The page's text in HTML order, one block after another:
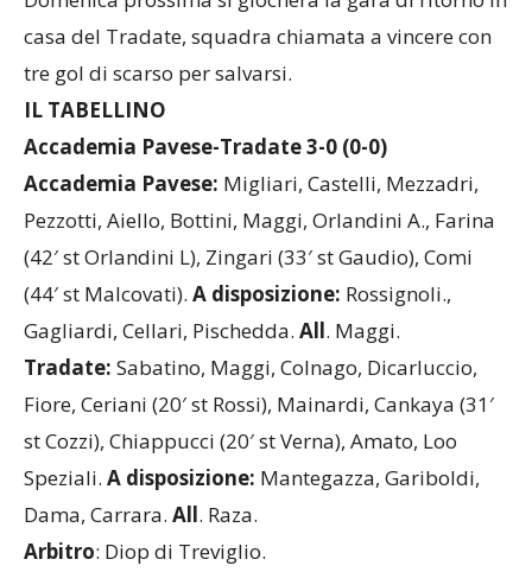
casa del Tradate, squadra chiamata a vincere con
tre gol di scarso per salvarsi.
IL TABELLINO
Accademia Pavese-Tradate 3-0 (0-0)
Accademia Pavese: Migliari, Castelli, Mezzadri,
Pezzotti, Aiello, Bottini, Maggi, Orlandini A., Farina
(42′ st Orlandini L), Zingari (33′ st Gaudio), Comi
(44′ st Malcovati). A disposizione: Rossignoli.,
Gagliardi, Cellari, Pischedda. All. Maggi.
Tradate: Sabatino, Maggi, Colnago, Dicarluccio,
Fiore, Ceriani (20′ st Rossi), Mainardi, Cankaya (31′
st Cozzi), Chiappucci (20′ st Verna), Amato, Loo
Speziali. A disposizione: Mantegazza, Gariboldi,
Dama, Carrara. All. Raza.
Arbitro: Diop di Treviglio.